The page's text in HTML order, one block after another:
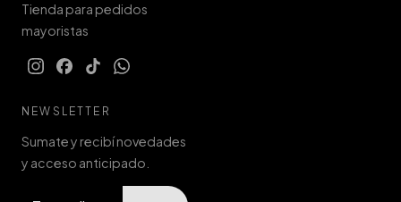
Tienda para pedidos
mayoristas
NEWSLETTER
Sumate y recibí novedades
y acceso anticipado.